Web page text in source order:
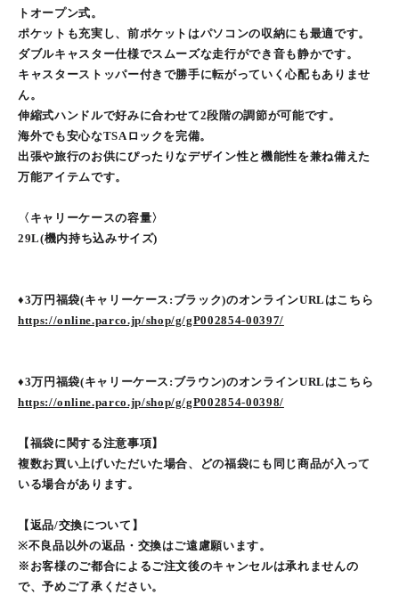
トオープン式。
ポケットも充実し、前ポケットはパソコンの収納にも最適です。
ダブルキャスター仕様でスムーズな走行ができ音も静かです。
キャスターストッパー付きで勝手に転がっていく心配もありませ
ん。
伸縮式ハンドルで好みに合わせて2段階の調節が可能です。
海外でも安心なTSAロックを完備。
出張や旅行のお供にぴったりなデザイン性と機能性を兼ね備えた
万能アイテムです。
〈キャリーケースの容量〉
29L(機内持ち込みサイズ)
♦︎3万円福袋(キャリーケース:ブラック)のオンラインURLはこちら
https://online.parco.jp/shop/g/gP002854-00397/
♦︎3万円福袋(キャリーケース:ブラウン)のオンラインURLはこちら
https://online.parco.jp/shop/g/gP002854-00398/
【福袋に関する注意事項】
複数お買い上げいただいた場合、どの福袋にも同じ商品が入って
いる場合があります。
【返品/交換について】
※不良品以外の返品・交換はご遠慮願います。
※お客様のご都合によるご注文後のキャンセルは承れませんの
で、予めご了承ください。